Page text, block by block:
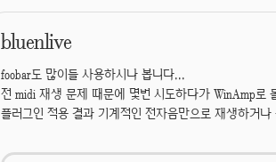
bluenlive
foobar도 많이들 사용하시나 봅니다...
전 midi 재생 문제 때문에 몇번 시도하다가 WinAmp로
플러그인 적용 결과 기계적인 전자음만으로 재생하거